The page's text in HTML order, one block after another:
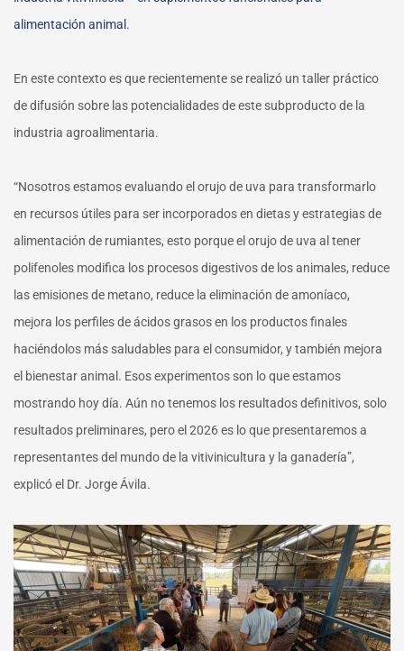
alimentación animal .
En este contexto es que recientemente se realizó un taller práctico
de difusión sobre las potencialidades de este subproducto de la
industria agroalimentaria.
“Nosotros estamos evaluando el orujo de uva para transformarlo
en recursos útiles para ser incorporados en dietas y estrategias de
alimentación de rumiantes, esto porque el orujo de uva al tener
polifenoles modifica los procesos digestivos de los animales, reduce
las emisiones de metano, reduce la eliminación de amoníaco,
mejora los perfiles de ácidos grasos en los productos finales
haciéndolos más saludables para el consumidor, y también mejora
el bienestar animal. Esos experimentos son lo que estamos
mostrando hoy día. Aún no tenemos los resultados definitivos, solo
resultados preliminares, pero el 2026 es lo que presentaremos a
representantes del mundo de la vitivinicultura y la ganadería”,
explicó el Dr. Jorge Ávila.